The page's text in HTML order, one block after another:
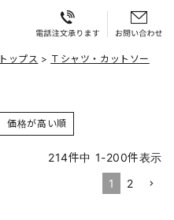
トップス
Ｔシャツ・カットソー
価格が高い順
214件中 1-200件表示
1
2